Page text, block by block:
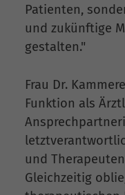
Patienten,
und zukünftige
gestalten."
Frau Dr.
Funktion als
und
Gleichzeitig